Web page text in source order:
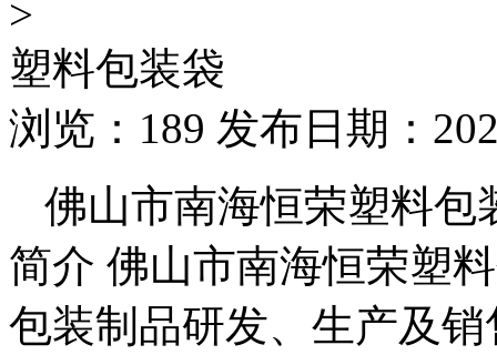
>
塑料包装袋
浏览：189 发布日期：
佛山市南海恒荣塑料包
简介 佛山市南海恒荣塑
包装制品研发、生产及